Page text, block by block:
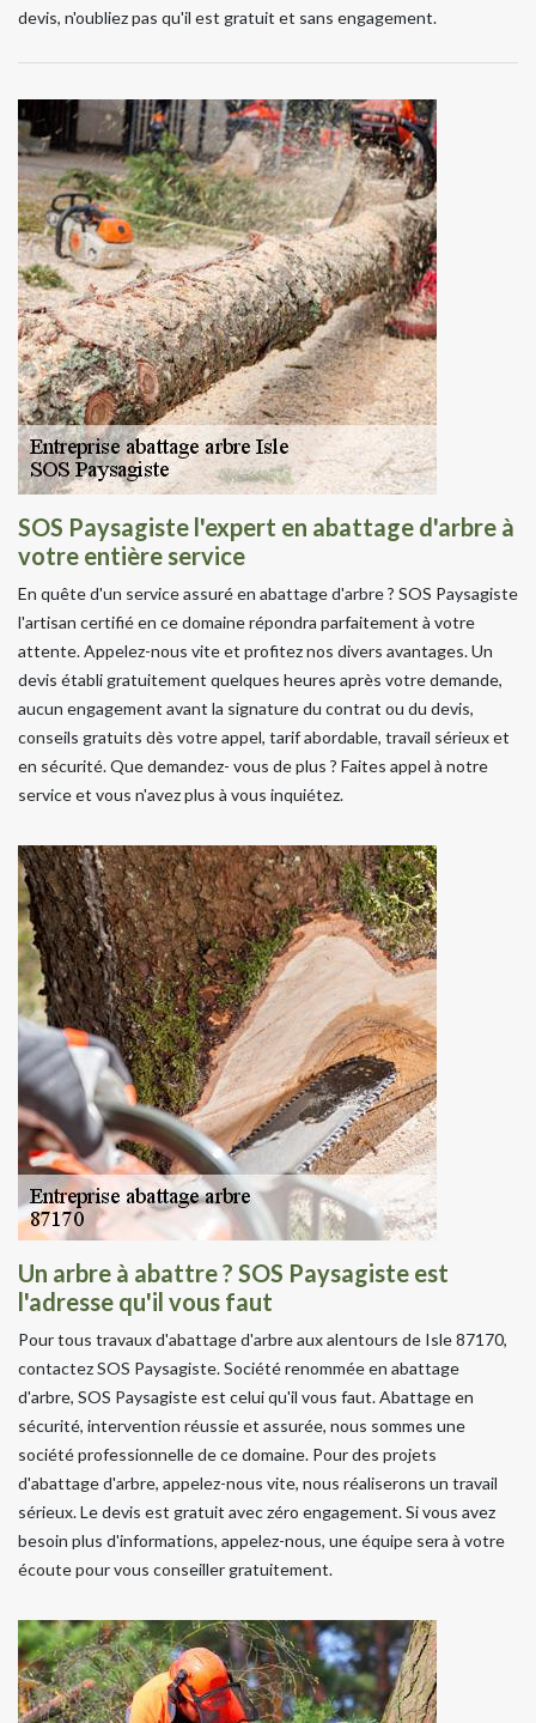
devis, n'oubliez pas qu'il est gratuit et sans engagement.
SOS Paysagiste l'expert en abattage d'arbre à
votre entière service
En quête d'un service assuré en abattage d'arbre ? SOS Paysagiste
l'artisan certifié en ce domaine répondra parfaitement à votre
attente. Appelez-nous vite et profitez nos divers avantages. Un
devis établi gratuitement quelques heures après votre demande,
aucun engagement avant la signature du contrat ou du devis,
conseils gratuits dès votre appel, tarif abordable, travail sérieux et
en sécurité. Que demandez- vous de plus ? Faites appel à notre
service et vous n'avez plus à vous inquiétez.
Un arbre à abattre ? SOS Paysagiste est
l'adresse qu'il vous faut
Pour tous travaux d'abattage d'arbre aux alentours de Isle 87170,
contactez SOS Paysagiste. Société renommée en abattage
d'arbre, SOS Paysagiste est celui qu'il vous faut. Abattage en
sécurité, intervention réussie et assurée, nous sommes une
société professionnelle de ce domaine. Pour des projets
d'abattage d'arbre, appelez-nous vite, nous réaliserons un travail
sérieux. Le devis est gratuit avec zéro engagement. Si vous avez
besoin plus d'informations, appelez-nous, une équipe sera à votre
écoute pour vous conseiller gratuitement.